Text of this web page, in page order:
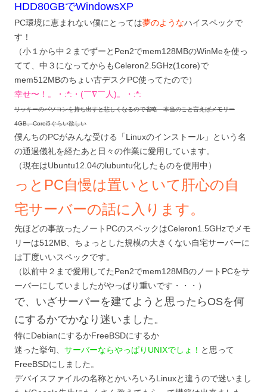
HDD80GBでWindowsXP
PC環境に恵まれない僕にとっては夢のようなハイスペックで
す！
（小１から中２までずーとPen2でmem128MBのWinMeを使っ
てて、中３になってからもCeleron2.5GHz(1core)で
mem512MBのちょい古デスクPC使ってたので）
幸せ〜！。・:*:・(￣∇￣人)。・:*:
リッキーのパソコンを持ち出すと悲しくなるので省略 本当のこと言えばメモリー
4GB、Corei5ぐらい欲しい
僕んちのPCがみんな受ける「Linuxのインストール」という名
の通過儀礼を経たあと日々の作業に愛用しています。
（現在はUbuntu12.04のlubuntu化したものを使用中）
っとPC自慢は置いといて肝心の自
宅サーバーの話に入ります。
先ほどの事故ったノートPCのスペックはCeleron1.5GHzでメモ
リーは512MB、ちょっとした規模の大きくない自宅サーバーに
は丁度いいスペックです。
（以前中２まで愛用してたPen2でmem128MBのノートPCをサ
ーバーにしていましたがやっぱり重いです・・・）
で、いざサーバーを建てようと思ったらOSを何
にするかでかなり迷いました。
特にDebianにするかFreeBSDにするか
迷った挙句、 サーバーならやっぱりUNIXでしょ！ と思って
FreeBSDにしました。
デバイスファイルの名称とかいろいろLinuxと違うので迷いまし